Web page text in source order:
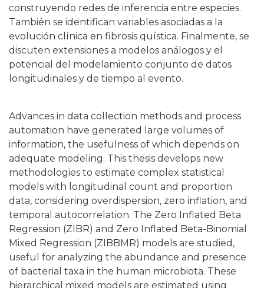
construyendo redes de inferencia entre especies.
También se identifican variables asociadas a la
evolución clínica en fibrosis quística. Finalmente, se
discuten extensiones a modelos análogos y el
potencial del modelamiento conjunto de datos
longitudinales y de tiempo al evento.
Advances in data collection methods and process
automation have generated large volumes of
information, the usefulness of which depends on
adequate modeling. This thesis develops new
methodologies to estimate complex statistical
models with longitudinal count and proportion
data, considering overdispersion, zero inflation, and
temporal autocorrelation. The Zero Inflated Beta
Regression (ZIBR) and Zero Inflated Beta-Binomial
Mixed Regression (ZIBBMR) models are studied,
useful for analyzing the abundance and presence
of bacterial taxa in the human microbiota. These
hierarchical mixed models are estimated using